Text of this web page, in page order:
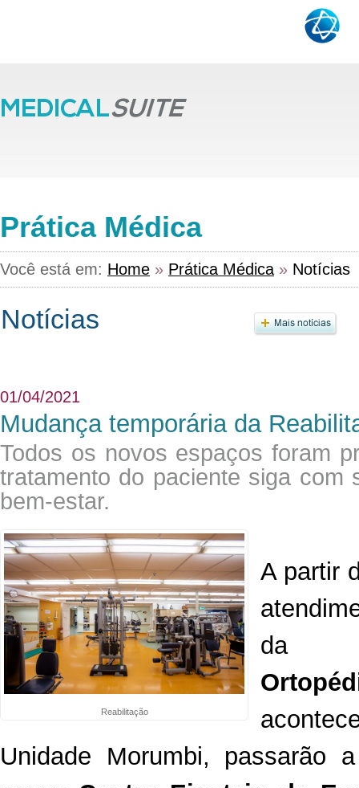
Prática Médica
Você está em: Home » Prática Médica » Notícias
01/04/2021
Mudança temporária da
Todos os novos espaços foram
tratamento do paciente siga com
bem-estar.
Reabilitação
A partir
Unidade Morumbi, passarão